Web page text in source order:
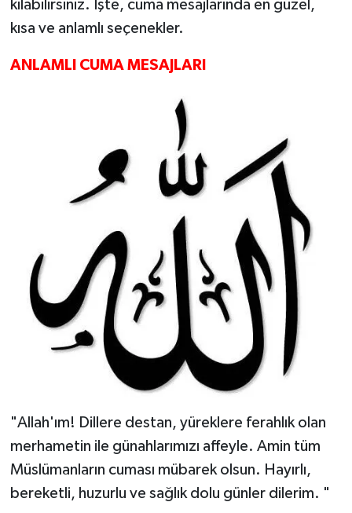
kılabilirsiniz. İşte, cuma mesajlarında en güzel,
kısa ve anlamlı seçenekler.
ANLAMLI CUMA MESAJLARI
"Allah'ım! Dillere destan, yüreklere ferahlık olan
merhametin ile günahlarımızı affeyle. Amin tüm
Müslümanların cuması mübarek olsun. Hayırlı,
bereketli, huzurlu ve sağlık dolu günler dilerim. "